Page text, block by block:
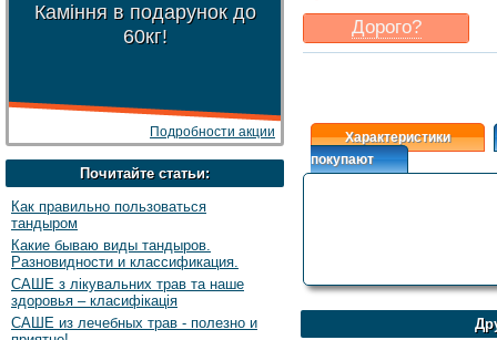
Каміння в подарунок до
60кг!
Подробности акции
Почитайте статьи:
Как правильно пользоваться
тандыром
Какие бываю виды тандыров.
Разновидности и классификация.
САШЕ з лікувальних трав та наше
здоровья – класифікація
САШЕ из лечебных трав - полезно и
Дорого?
Какая ценамогла бы
Характеристики
покупают